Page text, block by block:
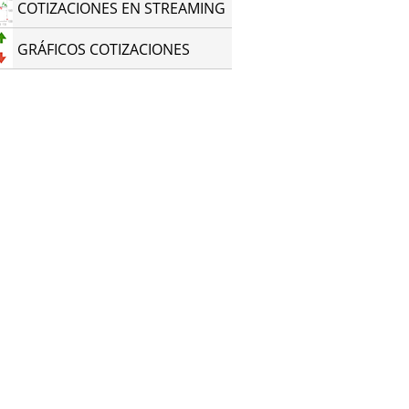
COTIZACIONES EN STREAMING
GRÁFICOS COTIZACIONES